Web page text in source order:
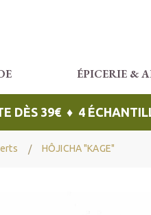
ÉPICERIE &
DÈS 39€ ♦ 4
HÔJICHA "KAGE"